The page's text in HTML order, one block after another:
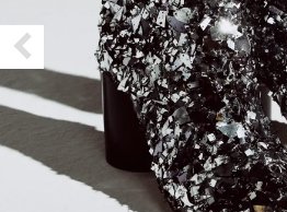
球 鞋
生 活
科 技